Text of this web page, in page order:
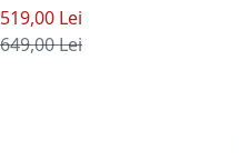
Pret special
519,00 Lei
Pret standard
649,00 Lei